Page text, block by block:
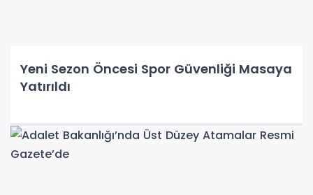
Yeni Sezon Öncesi Spor Güvenliği Masaya
Yatırıldı